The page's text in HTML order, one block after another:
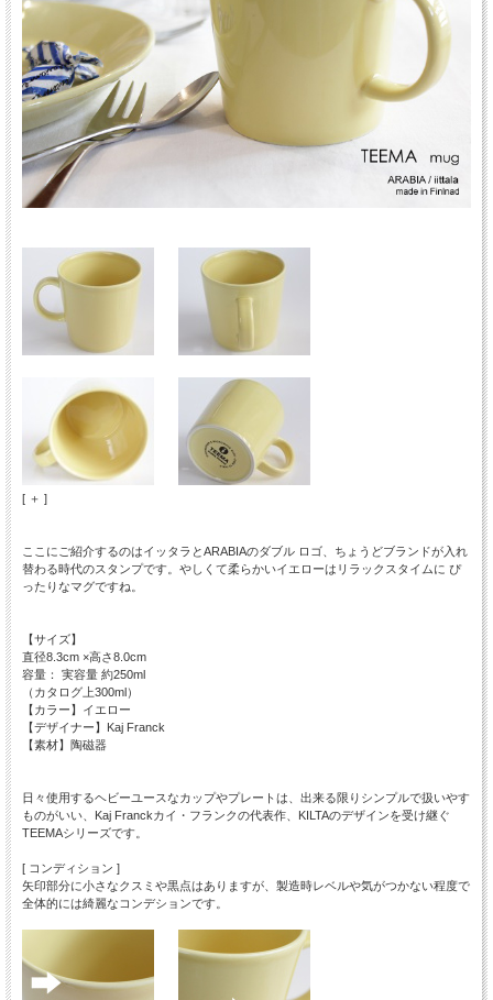
[ ＋ ]
ここにご紹介するのはイッタラとARABIAのダブル ロゴ、ちょうどブランドが入れ
替わる時代のスタンプです。やしくて柔らかいイエローはリラックスタイムに ぴ
ったりなマグですね。
【サイズ】
直径8.3cm ×高さ8.0cm
容量： 実容量 約250ml
（カタログ上300ml）
【カラー】イエロー
【デザイナー】Kaj Franck
【素材】陶磁器
日々使用するヘビーユースなカップやプレートは、出来る限りシンプルで扱いやす
ものがいい、Kaj Franckカイ・フランクの代表作、KILTAのデザインを受け継ぐ
TEEMAシリーズです。
[ コンディション ]
矢印部分に小さなクスミや黒点はありますが、製造時レベルや気がつかない程度で
全体的には綺麗なコンデションです。